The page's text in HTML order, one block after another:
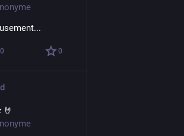
0 0
🤘